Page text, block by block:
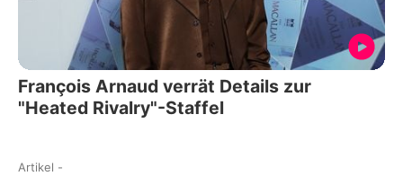
François Arnaud verrät Details zur
"Heated Rivalry"-Staffel
Artikel -